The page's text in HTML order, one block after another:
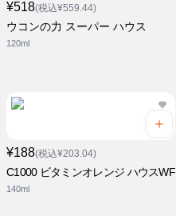
¥518(税込¥559.44)
ウコンの力 スーパー ハウス
120ml
¥188(税込¥203.04)
C1000 ビタミンオレンジ ハウスWF
140ml